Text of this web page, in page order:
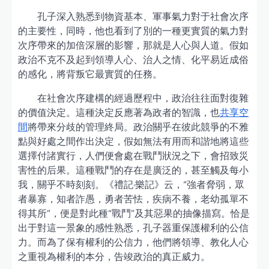
孔子深入熟悉到物資基本、軍事氣力對于社會次序
的主要性，同時，他也看到了別的一種更實質的氣力對
次序帶來的加倍深層的影響，那就是人心與人道。假如
政治不克不及起到領導人心、治人之情、化平易近成俗
的感化，將背叛它最實質的任務。
在社會次序建構的經過歷程中，政治往往面對復雜
的價值決定。這種決定反應著為政者的智識，也共享空
間將帶來分歧的管理終局。政治關乎在彼此競爭的不雅
點與好處之間作出決定，假如無法有用而和諧地將這些
選擇付諸實行，人們便會處在戰鬥狀況之下，會招致災
害性的后果。這種戰鬥的存在是廣泛的，甚至觸及每小
我，關乎不時刻刻。《禮記·樂記》云，“強者脅弱，眾
者暴寡，知者詐愚，勇者苦怯，疾病不養，老幼孤單不
得其所”，便是對此種“戰鬥”及其惡果的抽像描寫。恰是
出于對這一景象的感性熟悉，孔子器重保護權利的公信
力。而為了保有權利的公信力，他們將領導、教化人心
之重視為權利的本分，告竣政治的真正威力。